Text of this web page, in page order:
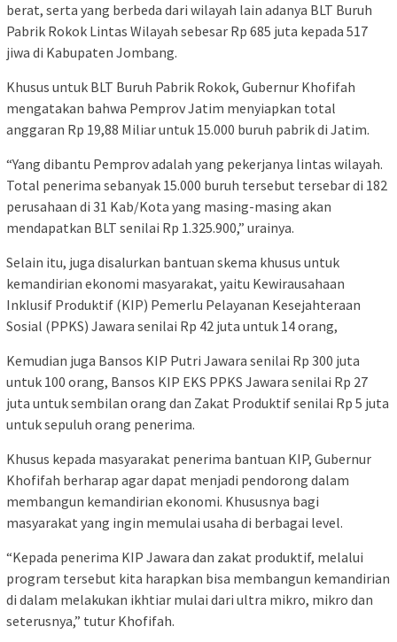
berat, serta yang berbeda dari wilayah lain adanya BLT Buruh
Pabrik Rokok Lintas Wilayah sebesar Rp 685 juta kepada 517
jiwa di Kabupaten Jombang.
Khusus untuk BLT Buruh Pabrik Rokok, Gubernur Khofifah
mengatakan bahwa Pemprov Jatim menyiapkan total
anggaran Rp 19,88 Miliar untuk 15.000 buruh pabrik di Jatim.
“Yang dibantu Pemprov adalah yang pekerjanya lintas wilayah.
Total penerima sebanyak 15.000 buruh tersebut tersebar di 182
perusahaan di 31 Kab/Kota yang masing-masing akan
mendapatkan BLT senilai Rp 1.325.900,” urainya.
Selain itu, juga disalurkan bantuan skema khusus untuk
kemandirian ekonomi masyarakat, yaitu Kewirausahaan
Inklusif Produktif (KIP) Pemerlu Pelayanan Kesejahteraan
Sosial (PPKS) Jawara senilai Rp 42 juta untuk 14 orang,
Kemudian juga Bansos KIP Putri Jawara senilai Rp 300 juta
untuk 100 orang, Bansos KIP EKS PPKS Jawara senilai Rp 27
juta untuk sembilan orang dan Zakat Produktif senilai Rp 5 juta
untuk sepuluh orang penerima.
Khusus kepada masyarakat penerima bantuan KIP, Gubernur
Khofifah berharap agar dapat menjadi pendorong dalam
membangun kemandirian ekonomi. Khususnya bagi
masyarakat yang ingin memulai usaha di berbagai level.
“Kepada penerima KIP Jawara dan zakat produktif, melalui
program tersebut kita harapkan bisa membangun kemandirian
di dalam melakukan ikhtiar mulai dari ultra mikro, mikro dan
seterusnya,” tutur Khofifah.